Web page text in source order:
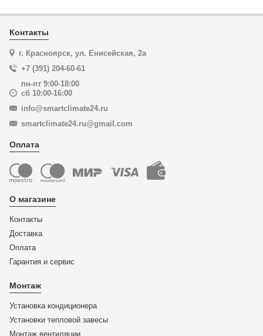
Контакты
г. Красноярск, ул. Енисейская, 2а
+7 (391) 204-60-61
пн-пт 9:00-18:00
сб 10:00-16:00
info@smartclimate24.ru
smartclimate24.ru@gmail.com
Оплата
О магазине
Контакты
Доставка
Оплата
Гарантия и сервис
Монтаж
Установка кондиционера
Установки тепловой завесы
Монтаж вентиляции